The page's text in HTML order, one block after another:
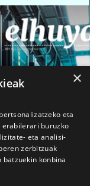
×
eta
erabilerari buruzko
eta analisi-
zerbitzuak
konbina